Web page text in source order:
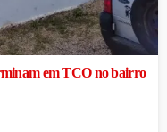
em TCO no bairro